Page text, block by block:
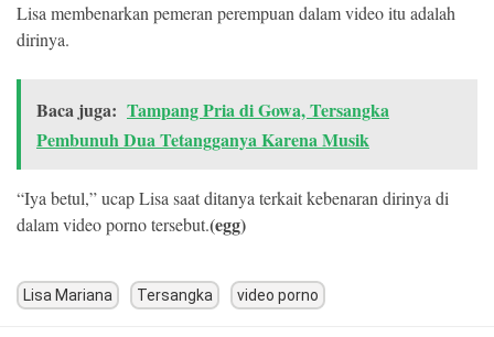
Lisa membenarkan pemeran perempuan dalam video itu adalah
dirinya.
Baca juga: Tampang Pria di Gowa, Tersangka
Pembunuh Dua Tetangganya Karena Musik
“Iya betul,” ucap Lisa saat ditanya terkait kebenaran dirinya di
dalam video porno tersebut.(egg)
Lisa Mariana Tersangka video porno